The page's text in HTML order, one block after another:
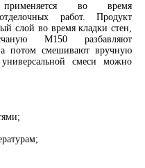
во время
работ. Продукт
слой во время кладки стен,
М150 разбавляют
потом смешивают вручную
смеси можно